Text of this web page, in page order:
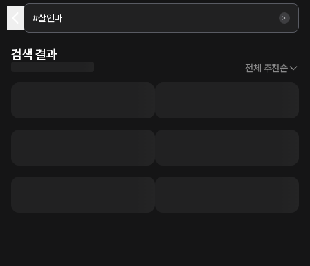
검색 결과
전체 추천순